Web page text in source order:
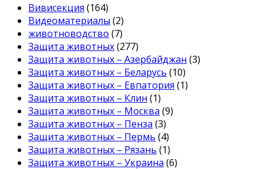
Вивисекция (164)
Видеоматериалы (2)
животноводство (7)
Защита животных(277)
Защита животных – Азербайджан (3)
Защита животных – Беларусь (10)
Защита животных – Евпатория (1)
Защита животных – Клин (1)
Защита животных – Москва (9)
Защита животных – Пенза (3)
Защита животных – Пермь (4)
Защита животных – Рязань (1)
Защита животных – Украина (6)